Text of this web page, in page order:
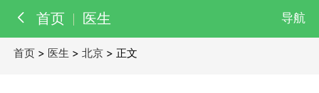
首页 医生 导航
首页 > 医生 >北京 > 正文